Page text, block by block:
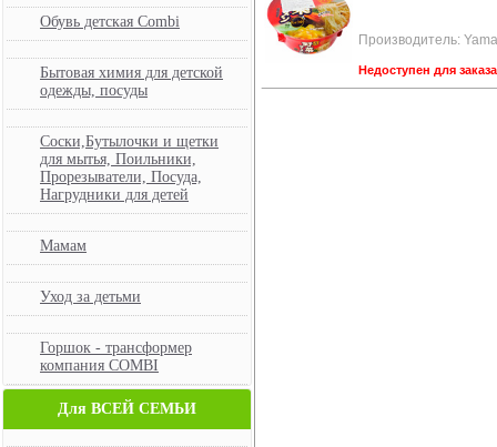
Обувь детская Combi
Бытовая химия для детской
одежды, посуды
Соски,Бутылочки и щетки
для мытья, Поильники,
Прорезыватели, Посуда,
Нагрудники для детей
Мамам
Уход за детьми
Горшок - трансформер
компания COMBI
Для ВСЕЙ СЕМЬИ
Производитель:
Недоступен для